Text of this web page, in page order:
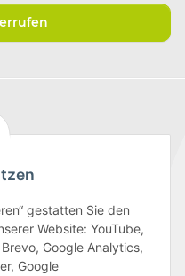
gestatten Sie den
Website: YouTube,
Google Analytics,
Google